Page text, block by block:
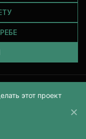
общине Днепра.
этот проект